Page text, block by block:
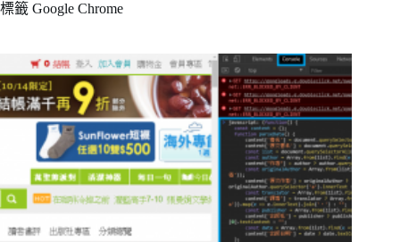
標籤 Google Chrome